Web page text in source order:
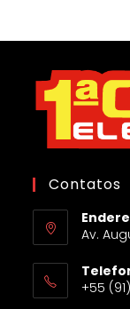
Contatos
Av.
+55